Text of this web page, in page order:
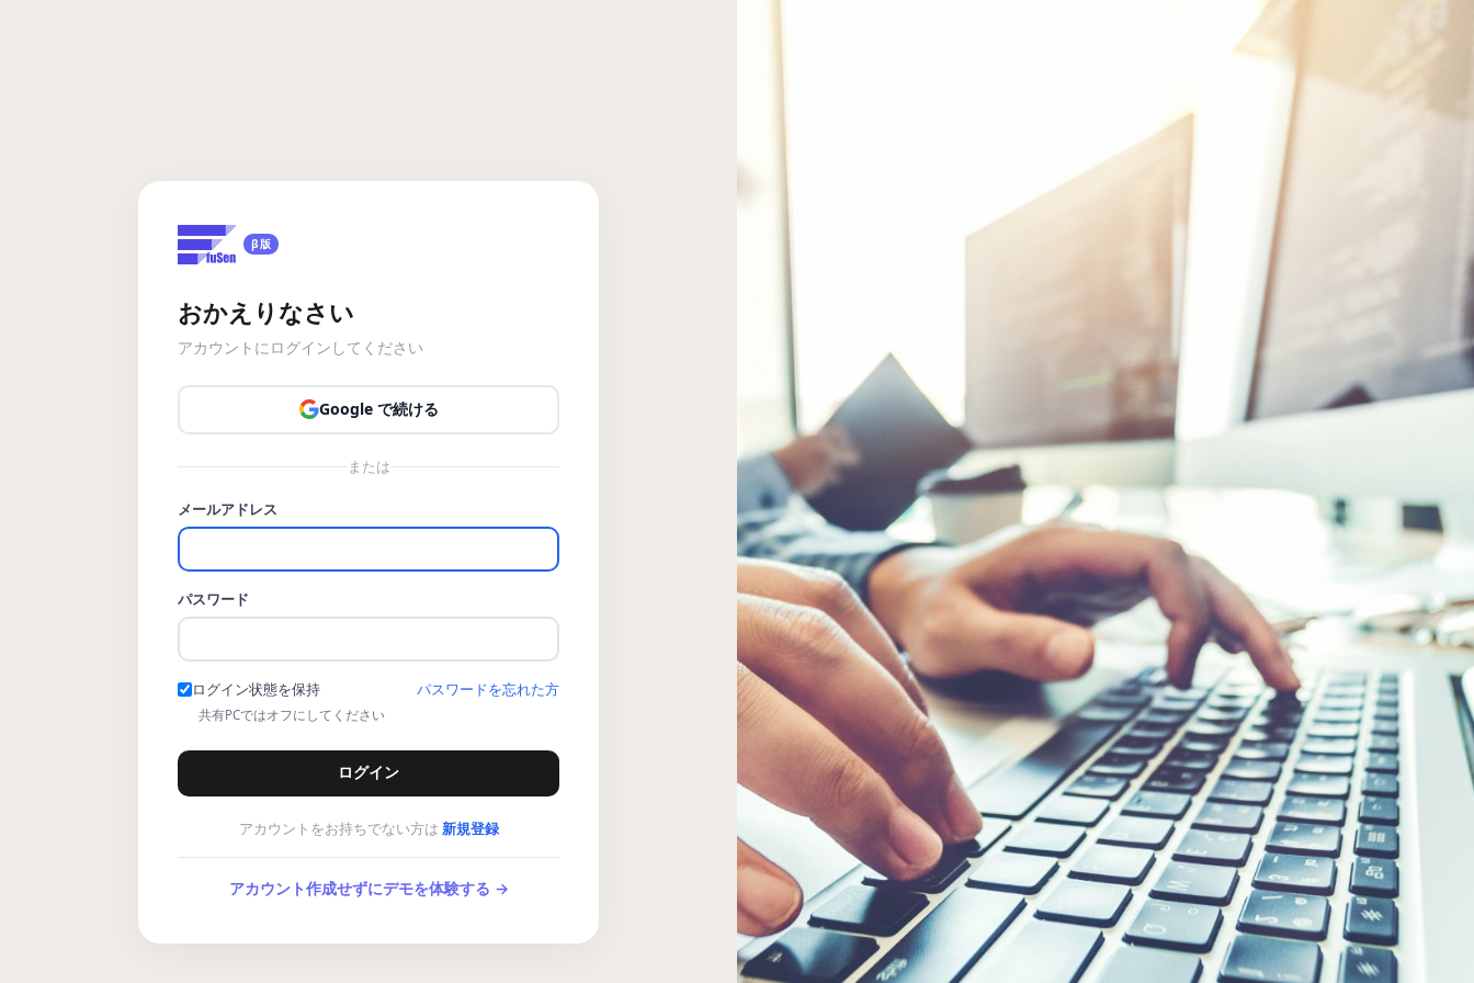
β版
おかえりなさい
アカウントにログインしてください
Google で続ける
または
メールアドレス
パスワード
ログイン状態を保持 パスワードを忘れた方
共有PCではオフにしてください
ログイン
アカウントをお持ちでない方は 新規登録
アカウント作成せずにデモを体験する →